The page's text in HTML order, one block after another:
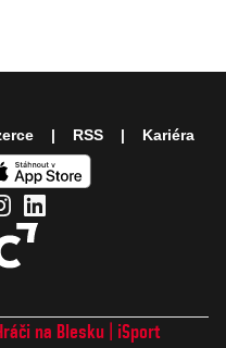
na Blesku
iSport
RSS Kariéra